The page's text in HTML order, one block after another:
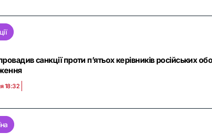
санкції проти п’ятьох керівників російських
18:32